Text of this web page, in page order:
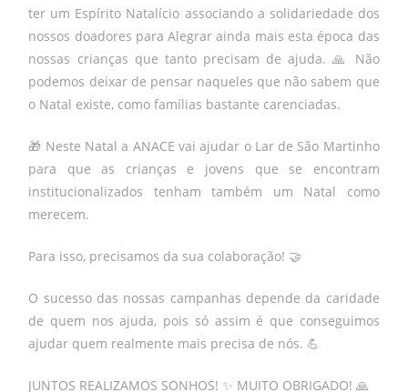
ter um Espírito Natalício associando a solidariedade dos
nossos doadores para Alegrar ainda mais esta época das
nossas crianças que tanto precisam de ajuda. 🙏 Não
podemos deixar de pensar naqueles que não sabem que
o Natal existe, como famílias bastante carenciadas.
🎁 Neste Natal a ANACE vai ajudar o Lar de São Martinho
para que as crianças e jovens que se encontram
institucionalizados tenham também um Natal como
merecem.
Para isso, precisamos da sua colaboração! 🤝
O sucesso das nossas campanhas depende da caridade
de quem nos ajuda, pois só assim é que conseguimos
ajudar quem realmente mais precisa de nós. 💪
JUNTOS REALIZAMOS SONHOS! ✨ MUITO OBRIGADO! 🙏